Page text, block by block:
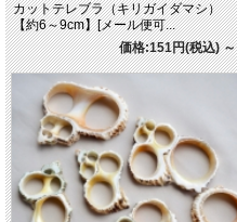
カットテレブラ（キリガイダマシ）
【約6～9cm】[メール便可...
価格:151円(税込)～